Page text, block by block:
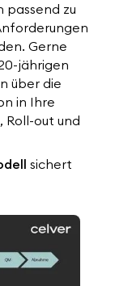
passend zu
Gerne
jährigen
über die
in Ihre
Roll-out und
sichert